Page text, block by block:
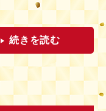
続きを読む